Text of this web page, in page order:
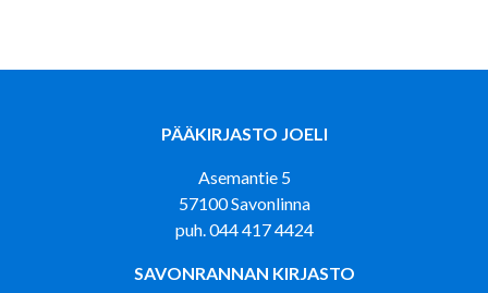
PÄÄKIRJASTO JOELI
Asemantie 5
57100 Savonlinna
puh. 044 417 4424
SAVONRANNAN KIRJASTO